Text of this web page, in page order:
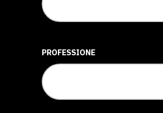
PROFESSIONE